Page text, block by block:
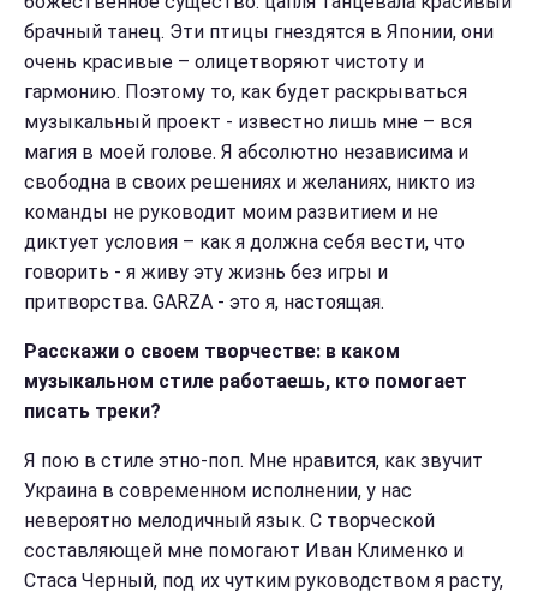
брачный танец. Эти птицы гнездятся в Японии, они
очень красивые – олицетворяют чистоту и
гармонию. Поэтому то, как будет раскрываться
музыкальный проект - известно лишь мне – вся
магия в моей голове. Я абсолютно независима и
свободна в своих решениях и желаниях, никто из
команды не руководит моим развитием и не
диктует условия – как я должна себя вести, что
говорить - я живу эту жизнь без игры и
притворства. GARZA - это я, настоящая.
Расскажи о своем творчестве: в каком
музыкальном стиле работаешь, кто помогает
писать треки?
Я пою в стиле этно-поп. Мне нравится, как звучит
Украина в современном исполнении, у нас
невероятно мелодичный язык. С творческой
составляющей мне помогают Иван Клименко и
Стаса Черный, под их чутким руководством я расту,